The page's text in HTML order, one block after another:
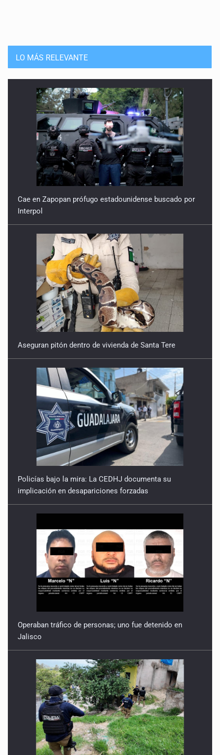
LO MÁS RELEVANTE
Cae en Zapopan prófugo estadounidense buscado por
Interpol
Aseguran pitón dentro de vivienda de Santa Tere
Policías bajo la mira: La CEDHJ documenta su
implicación en desapariciones forzadas
Operaban tráfico de personas; uno fue detenido en
Jalisco